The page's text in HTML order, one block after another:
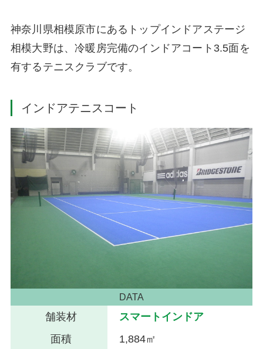
神奈川県相模原市にあるトップインドアステージ
相模大野は、冷暖房完備のインドアコート3.5面を
有するテニスクラブです。
インドアテニスコート
DATA
舗装材
スマートインドア
面積
1,884㎡